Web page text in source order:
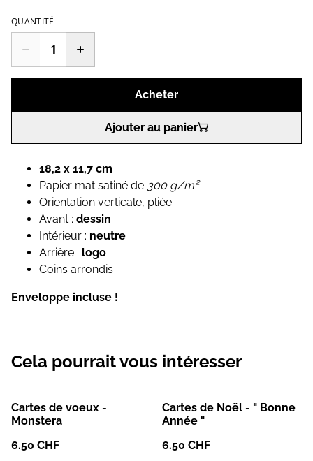
QUANTITÉ
Acheter
Ajouter au panier
18,2 x 11,7 cm
Papier mat satiné de 300 g/m²
Orientation verticale, pliée
Avant : dessin
Intérieur : neutre
Arrière : logo
Coins arrondis
Enveloppe incluse !
Cela pourrait vous intéresser
Cartes de voeux -
Monstera
6.50 CHF
Cartes de Noël - " Bonne
Année "
6.50 CHF